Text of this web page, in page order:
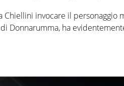
Chiellini invocare il personaggio
Donnarumma, ha